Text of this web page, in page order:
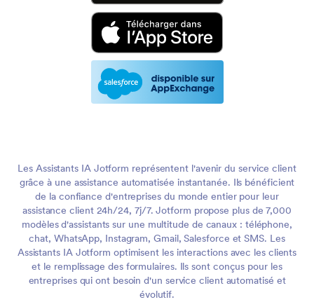
Les Assistants IA Jotform représentent l'avenir du service client
grâce à une assistance automatisée instantanée. Ils bénéficient
de la confiance d'entreprises du monde entier pour leur
assistance client 24h/24, 7j/7. Jotform propose plus de 7,000
modèles d'assistants sur une multitude de canaux : téléphone,
chat, WhatsApp, Instagram, Gmail, Salesforce et SMS. Les
Assistants IA Jotform optimisent les interactions avec les clients
et le remplissage des formulaires. Ils sont conçus pour les
entreprises qui ont besoin d'un service client automatisé et
évolutif.